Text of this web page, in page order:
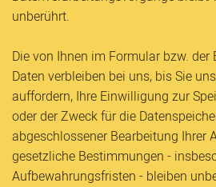
unberührt.
Die von Ihnen im Formular bzw. der
Daten verbleiben bei uns, bis Sie
auffordern, Ihre Einwilligung zur
oder der Zweck für die
abgeschlossener Bearbeitung Ihrer
gesetzliche Bestimmungen -
Aufbewahrungsfristen - bleiben